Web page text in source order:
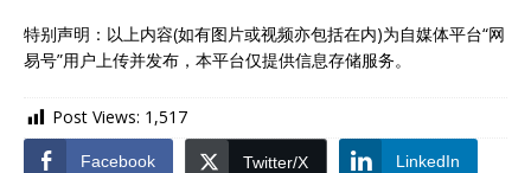
特别声明：以上内容(如有图片或视频亦包括在内)为自媒体平台“网
易号”用户上传并发布，本平台仅提供信息存储服务。
Post Views: 1,517
Facebook Twitter/X LinkedIn